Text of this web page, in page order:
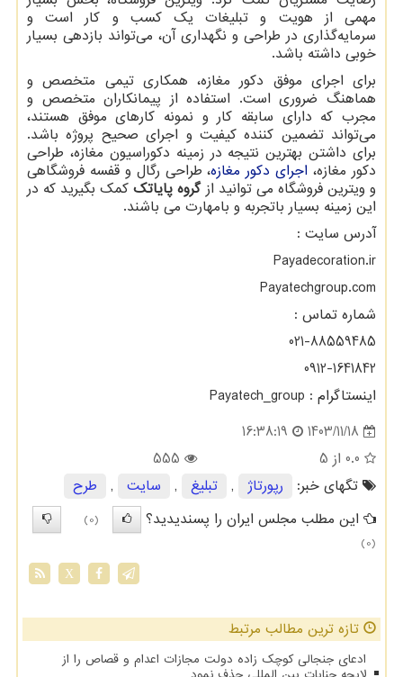
مهمی از هویت و تبلیغات یک کسب و کار است و
سرمایه‌گذاری در طراحی و نگهداری آن، می‌تواند بازدهی بسیار
خوبی داشته باشد.
برای اجرای موفق دکور مغازه، همکاری تیمی متخصص و
هماهنگ ضروری است. استفاده از پیمانکاران متخصص و
مجرب که دارای سابقه کار و نمونه کارهای موفق هستند،
می‌تواند تضمین کننده کیفیت و اجرای صحیح پروژه باشد.
برای داشتن بهترین نتیجه در زمینه دکوراسیون مغازه، طراحی
دکور مغازه، اجرای دکور مغازه، طراحی رگال و قفسه فروشگاهی
و ویترین فروشگاه می توانید ازگروه پایاتک کمک بگیرید که در
این زمینه بسیار باتجربه و بامهارت می باشند.
آدرس سایت :
Payadecoration.ir
Payatechgroup.com
شماره تماس :
021-88559485
0912-1641842
اینستاگرام : Payatech_group
1403/11/18
16:38:19
0.0 از 5
555
تگهای خبر:
رپورتاژ , تبلیغ , سایت ,
طرح
این مطلب مجلس ایران را پسندیدید؟
(0)
(0)
X
تازه ترین مطالب مرتبط
ادعای جنجالی کوچک زاده دولت مجازات اعدام و قصاص را از